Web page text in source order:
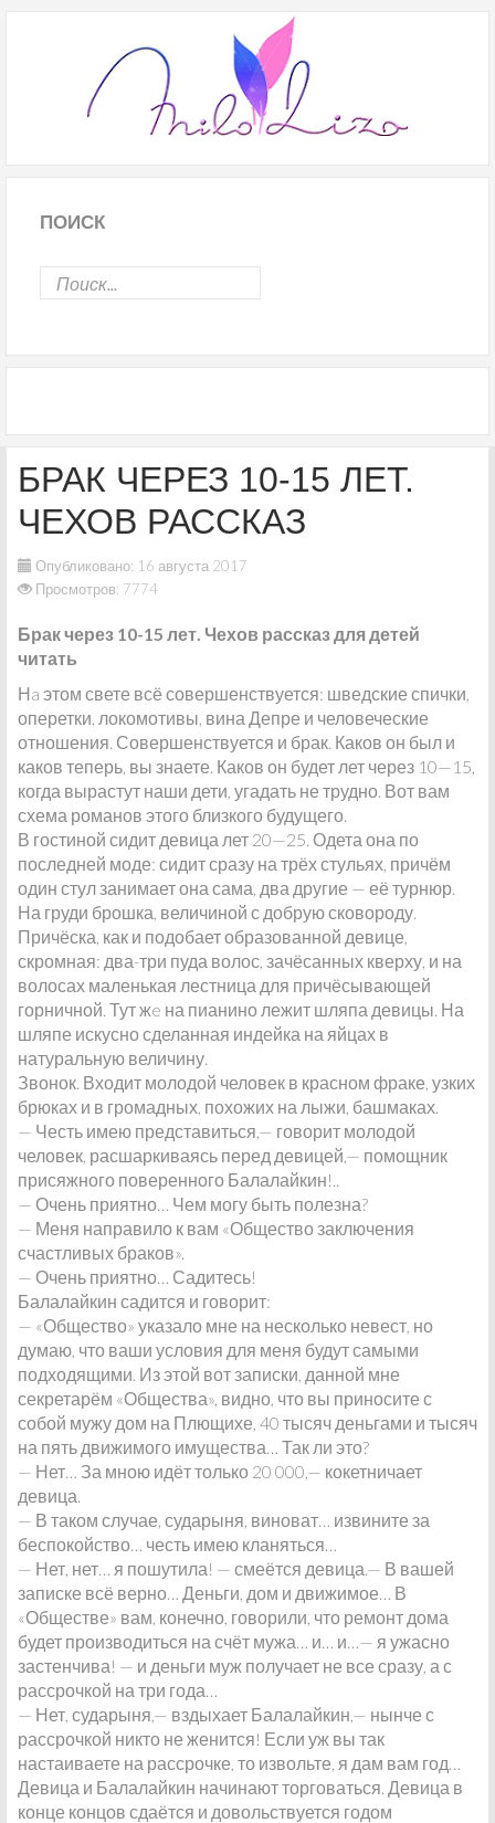
ПОИСК
БРАК ЧЕРЕЗ 10-15 ЛЕТ.
ЧЕХОВ РАССКАЗ
Опубликовано: 16 августа 2017
Просмотров: 7774
Брак через 10-15 лет. Чехов рассказ для детей
читать
Нa этом свете всё совершенствуется: шведские спички,
оперетки, локомотивы, вина Депре и человеческие
отношения. Совершенствуется и брак. Каков он был и
каков теперь, вы знаете. Каков он будет лет через 10—15,
когда вырастут наши дети, угадать не трудно. Вот вам
схема романов этого близкого будущего.
В гостиной сидит девица лет 20—25. Одета она по
последней моде: сидит сразу на трёх стульях, причём
один стул занимает она сама, два другие — её турнюр.
На груди брошка, величиной с добрую сковороду.
Причёска, как и подобает образованной девице,
скромная: два-три пуда волос, зачёсанных кверху, и на
волосах маленькая лестница для причёсывающей
горничной. Тут жe на пианино лежит шляпа девицы. На
шляпе искусно сделанная индейка на яйцах в
натуральную величину.
Звонок. Входит молодой человек в красном фраке, узких
брюках и в громадных, похожих на лыжи, башмаках.
— Честь имею представиться,— говорит молодой
человек, расшаркиваясь перед девицей,— помощник
присяжного поверенного Балалайкин!..
— Очень приятно… Чем могу быть полезна?
— Меня направило к вам «Общество заключения
счастливых браков».
— Очень приятно… Садитесь!
Балалайкин садится и говорит:
— «Общество» указало мне на несколько невест, но
думаю, что ваши условия для меня будут самыми
подходящими. Из этой вот записки, данной мне
секретарём «Общества», видно, что вы приносите с
собой мужу дом на Плющихе, 40 тысяч деньгами и тысяч
на пять движимого имущества… Так ли это?
— Нет… За мною идёт только 20 000,— кокетничает
девица.
— В таком случае, сударыня, виноват… извините за
беспокойство… честь имею кланяться…
— Нет, нет… я пошутила! — смеётся девица.— В вашей
записке всё верно… Деньги, дом и движимое… В
«Обществе» вам, конечно, говорили, что ремонт дома
будет производиться на счёт мужа… и… и…— я ужасно
застенчива! — и деньги муж получает не все сразу, а с
рассрочкой на три года…
— Нет, сударыня,— вздыхает Балалайкин,— нынче с
рассрочкой никто не женится! Если уж вы так
настаиваете на рассрочке, то извольте, я дам вам год…
Девица и Балалайкин начинают торговаться. Девица в
конце концов сдаётся и довольствуется годом